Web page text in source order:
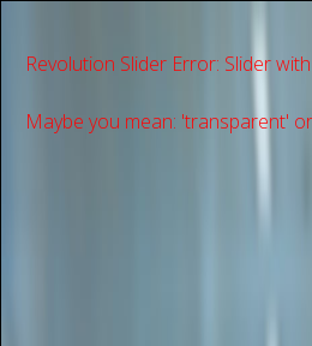
Revolution Slider Error: Slider
Maybe you mean: 'transparent'